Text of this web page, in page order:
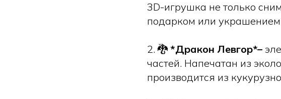
3D-игрушка не только
подарком или украшением
2. 🐉 *Дракон Левгор*–
частей. Напечатан из
производится из